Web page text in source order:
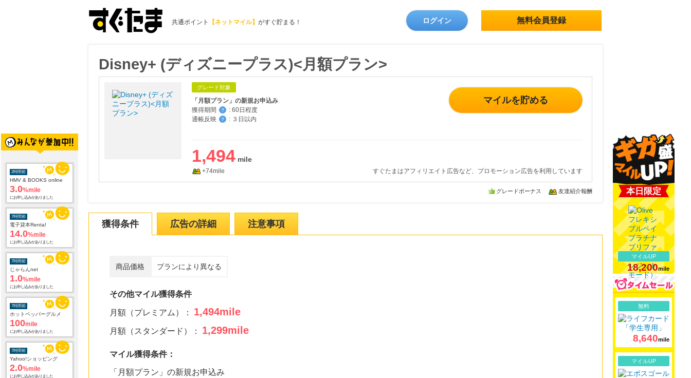
共通ポイント 【ネットマイル】 がすぐ貯まる！ ログイン 無料会員登録
2時間前
3.0%mile
にお申し込みがありました
7時間前
電子貸本Renta!
14.0 %mile
にお申し込みがありました
7時間前
じゃらんnet
1.0%mile
にお申し込みがありました
7時間前
ホットペッパーグルメ
100mile
にお申し込みがありました
7時間前
Yahoo!ショッピング
2.0%mile
にお申し込みがありました
7時間前
Disney+ (ディズニープラス)<月額プラン>
グレード対象
「月額プラン」の新規お申込み
獲得期間
？ : 60日程度
通帳反映
？ : ３日以内
マイルを貯める
1,494
+74mile すぐたまはアフィリエイト広告など、プロモーション広告を利用しています
グレードボーナス 友達紹介報酬
獲得条件 広告の詳細 注意事項
商品価格 プランにより異なる
その他マイル獲得条件
月額（プレミアム）： 1,494mile
月額（スタンダード）： 1,299mile
マイル獲得条件：
「月額プラン」の新規お申込み
本日限定
マイルUP
18,200mile
無料
8,640mile
マイルUP